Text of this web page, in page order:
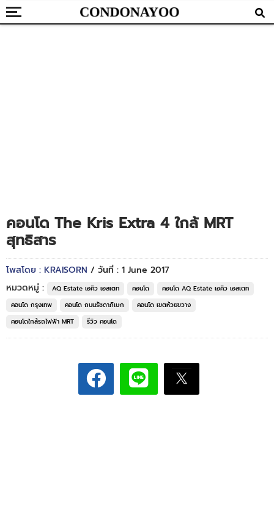
คอนโด The Kris Extra 4 ใกล้ MRT
สุทธิสาร
โพสโดย : KRAISORN / วันที่ : 1 June 2017
หมวดหมู่ :
AQ Estate เอคิว เอสเตท คอนโด
คอนโด AQ Estate เอคิว เอสเตท
คอนโด กรุงเทพ
คอนโด ถนนรัชดาภิเษก
คอนโด เขตห้วยขวาง
คอนโดใกล้รถไฟฟ้า MRT
รีวิว คอนโด